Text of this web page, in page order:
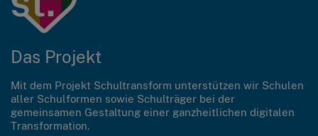
Das Projekt
Mit dem Projekt Schultransform unterstützen wir Schulen
aller Schulformen sowie Schulträger bei der
gemeinsamen Gestaltung einer ganzheitlichen digitalen
Transformation.